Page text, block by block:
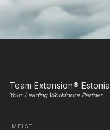
Team Extension® Estonia
Your Leading Workforce Partner
MEIST